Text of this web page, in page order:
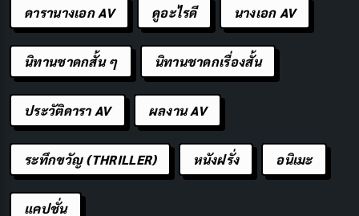
วันที่ออกอากาศ: 1 เมษายน 2025
นักแสดงนำ: คุณยูอิจิโร่ โมริ (พากย์เสียงสุบารุ นัตสึกิ),
คุณไรมุ อุเอดะ (พากย์เสียงเอมิเลีย)
ผู้กำกับ: มาซาฮิโระ โยโกตะ
เรตติ้ง IMDb: 8.4/10
ช่องทางการดู:Netflix
ONE PIECE
ดารานางเอก AV ดูอะไรดี นางเอก AV
นิทานชาดกสั้น ๆ นิทานชาดกเรื่องสั้น
ประวัติดารา AV ผลงาน AV
ระทึกขวัญ (THRILLER) หนังฝรั่ง อนิเมะ
แคปชั่น